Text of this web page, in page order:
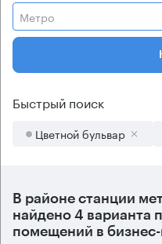
Метро
Быстрый поиск
Цветной бульвар
В районе станции
найдено 4 варианта
помещений в бизнес-